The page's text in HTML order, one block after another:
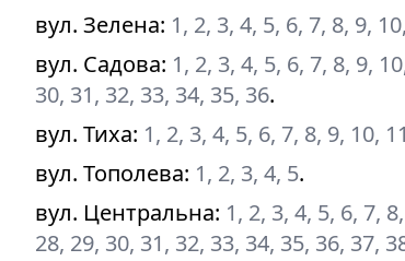
вул. Зелена: 1, 2, 3, 4, 5, 6, 7, 8, 9,
вул. Садова: 1, 2, 3, 4, 5, 6, 7, 8, 9,
30, 31, 32, 33, 34, 35, 36.
вул. Тиха: 1, 2, 3, 4, 5, 6, 7, 8, 9, 10,
вул. Тополева: 1, 2, 3, 4, 5.
вул. Центральна: 1, 2, 3, 4, 5, 6, 7,
28, 29, 30, 31, 32, 33, 34, 35, 36, 37,